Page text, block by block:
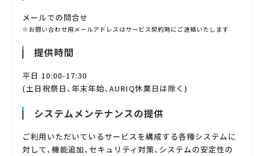
メールでの問合せ
※お問い合わせ用メールアドレスはサービス契約時にご連絡いたします
提供時間
平日 10:00-17:30
(土日祝祭日、年末年始、AURIQ休業日は除く)
システムメンテナンスの提供
ご利用いただいているサービスを構成する各種システムに
対して、機能追加、セキュリティ対策、システムの安定性の